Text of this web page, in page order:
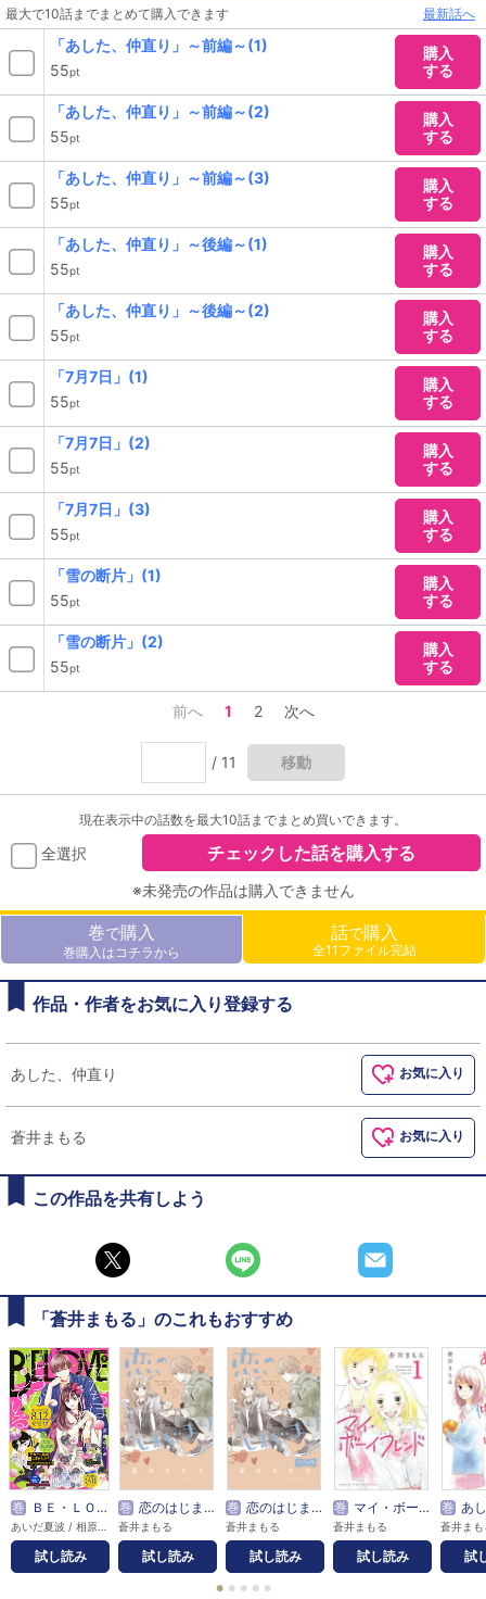
最大で10話までまとめて購入できます
最新話へ
「あした、仲直り」～前編～(1)
55pt
購入
する
「あした、仲直り」～前編～(2)
55pt
購入
する
「あした、仲直り」～前編～(3)
55pt
購入
する
「あした、仲直り」～後編～(1)
55pt
購入
する
「あした、仲直り」～後編～(2)
55pt
購入
する
「7月7日」(1)
55pt
購入
する
「7月7日」(2)
55pt
購入
する
「7月7日」(3)
55pt
購入
する
「雪の断片」(1)
55pt
購入
する
「雪の断片」(2)
55pt
購入
する
前へ 1 2 次へ
/ 11 移動
現在表示中の話数を最大10話までまとめ買いできます。
全選択 チェックした話を購入する
※未発売の作品は購入できません
巻で購入
巻購入はコチラから
話で購入
全11ファイル完結
作品・作者をお気に入り登録する
あした、仲直り お気に入り
蒼井まもる お気に入り
この作品を共有しよう
「蒼井まもる」のこれもおすすめ
巻 ＢＥ・ＬＯＶＥ
試し読み
巻 恋のはじまり
蒼井まもる
試し読み
巻 恋のはじまり ベツフレプチ
蒼井まもる
試し読み
巻 マイ・ボーイフレンド 分冊版
蒼井まもる
試し読み
巻 あし
蒼井まも
試
● ● ● ● ●